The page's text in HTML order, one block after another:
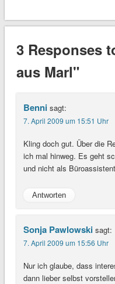
3 Responses
aus Marl"
Benni sagt:
7. April 2009 um 15:51 Uhr
Kling doch gut. Über die
ich mal hinweg. Es geht
und nicht als
Antworten
Sonja Pawlowski sagt:
7. April 2009 um 15:56 Uhr
Nur ich glaube, dass
dann lieber selbst